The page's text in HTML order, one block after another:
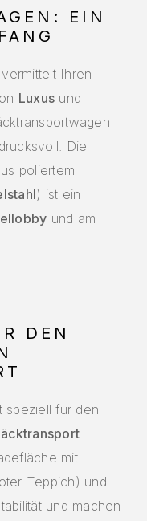
EIN
vermittelt Ihren
Luxus und
Die
poliertem
) ist ein
und am
DEN
speziell für den
mit
Teppich) und
und machen